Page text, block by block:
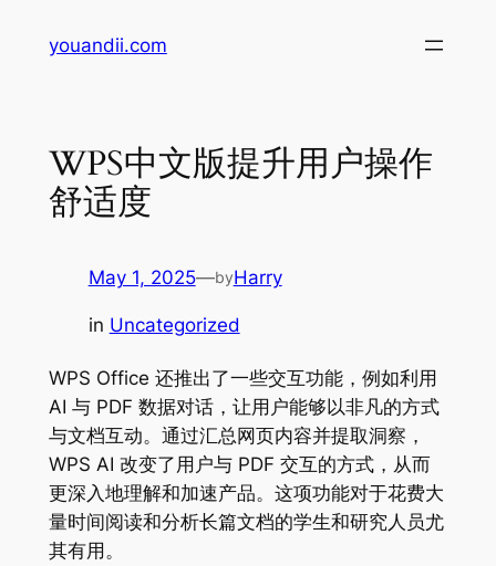
youandii.com
WPS中文版提升用户操作
舒适度
May 1, 2025—byHarry
in Uncategorized
WPS Office 还推出了一些交互功能，例如利用
AI 与 PDF 数据对话，让用户能够以非凡的方式
与文档互动。通过汇总网页内容并提取洞察，
WPS AI 改变了用户与 PDF 交互的方式，从而
更深入地理解和加速产品。这项功能对于花费大
量时间阅读和分析长篇文档的学生和研究人员尤
其有用。